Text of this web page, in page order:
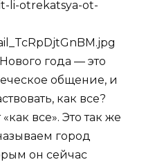
года — это
общение, и
как все?
все». Это так же
город
он сейчас